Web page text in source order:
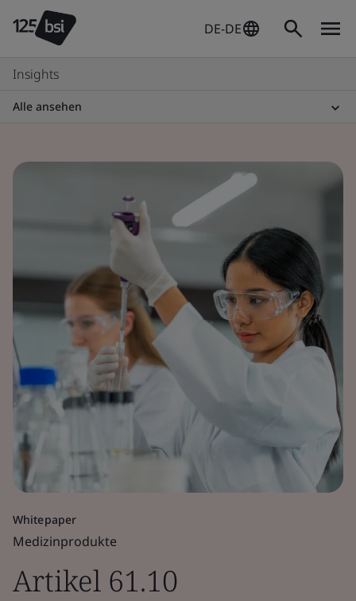
DE-DE
Insights
Alle ansehen
Whitepaper
Medizinprodukte
Artikel 61.10